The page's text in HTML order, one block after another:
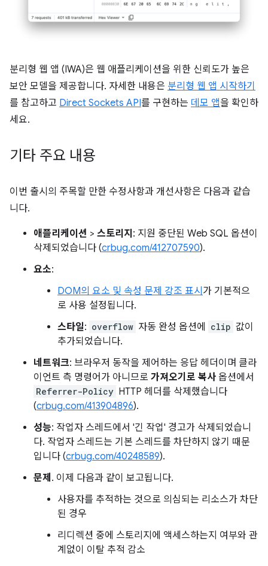
분리형 웹 앱 (IWA)은 웹 애플리케이션을 위한 신뢰도가 높은
보안 모델을 제공합니다. 자세한 내용은 분리형 웹 앱 시작하기
를 참고하고 Direct Sockets API를 구현하는 데모 앱을 확인하
세요.
기타 주요 내용
이번 출시의 주목할 만한 수정사항과 개선사항은 다음과 같습
니다.
애플리케이션 > 스토리지 : 지원 중단된 Web SQL 옵션이
삭제되었습니다 (crbug.com/412707590).
요소:
DOM의 요소 및 속성 문제 강조 표시 가 기본적으
로 사용 설정됩니다.
스타일: overflow 자동 완성 옵션에 clip 값이
추가되었습니다.
네트워크: 브라우저 동작을 제어하는 응답 헤더이며 클라
이언트 측 명령어가 아니므로 가져오기로 복사 옵션에서
Referrer-Policy HTTP 헤더를 삭제했습니다
(crbug.com/413904896).
성능: 작업자 스레드에서 '긴 작업' 경고가 삭제되었습니
다. 작업자 스레드는 기본 스레드를 차단하지 않기 때문
입니다 (crbug.com/40248589).
문제 . 이제 다음과 같이 보고됩니다.
사용자를 추적하는 것으로 의심되는 리소스가 차단
된 경우
리디렉션 중에 스토리지에 액세스하는지 여부와 관
계없이 이탈 추적 감소